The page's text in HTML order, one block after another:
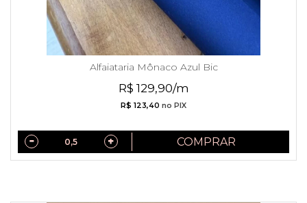
Alfaiataria Mônaco Azul Bic
R$ 129,90/m
R$ 123,40 no PIX
COMPRAR